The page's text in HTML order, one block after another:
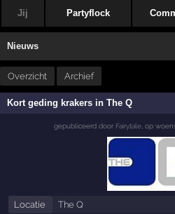
Jij Partyflock
Nieuws
Overzicht Archief
Kort geding krakers in The Q
gepubliceerd door Fairytale op
Locatie The Q